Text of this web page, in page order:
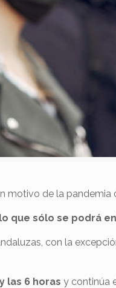
motivo de la pandemia
que sólo se podrá
con la
las 6 horas y continúa